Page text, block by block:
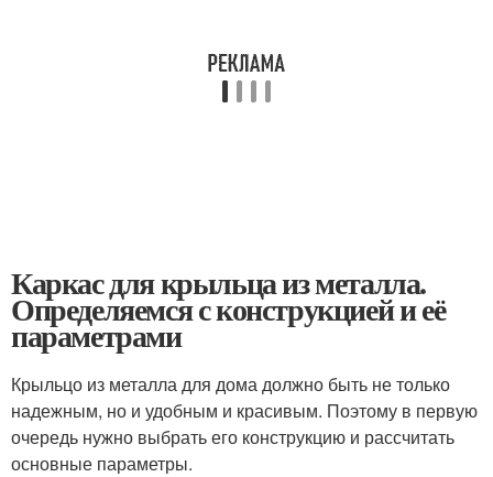
Каркас для крыльца из металла.
Определяемся с конструкцией и её
параметрами
Крыльцо из металла для дома должно быть не только
надежным, но и удобным и красивым. Поэтому в первую
очередь нужно выбрать его конструкцию и рассчитать
основные параметры.